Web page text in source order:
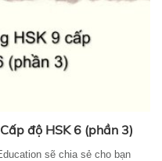
độ HSK 6 (phần 3)
sẽ chia sẻ cho bạn